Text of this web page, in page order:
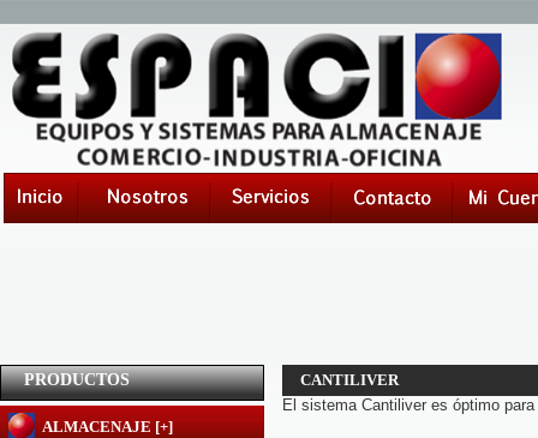
PRODUCTOS
ALMACENAJE [+]
CANTILIVER
El sistema Cantiliver es óptimo